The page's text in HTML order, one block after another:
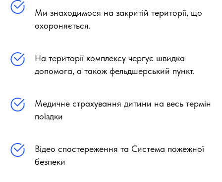
Ми знаходимося на закритій території, що
охороняється.
На території комплексу чергує швидка
допомога, а також фельдшерський пункт.
Медичне страхування дитини на весь термін
поїздки
Відео спостереження та Система пожежної
безпеки